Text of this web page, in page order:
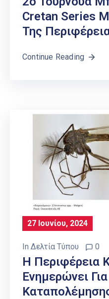
Cretan Series
Της
Continue Reading
27 Ιουνίου, 2024
In Δελτία Τύπου 0
Η Περιφέρεια
Ενημερώνει